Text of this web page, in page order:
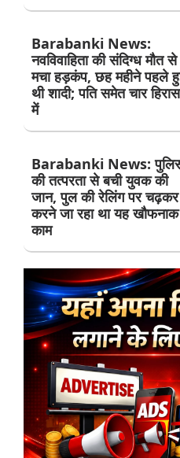
Barabanki News:
नवविवाहिता की संदिग्ध मौत से
मचा हड़कंप, छह महीने पहले
थी शादी; पति समेत चार
में
Barabanki News:
की तत्परता से बची युवक की
जान, पुल की रेलिंग पर चढ़कर
करने जा रहा था यह खौफनाक
काम